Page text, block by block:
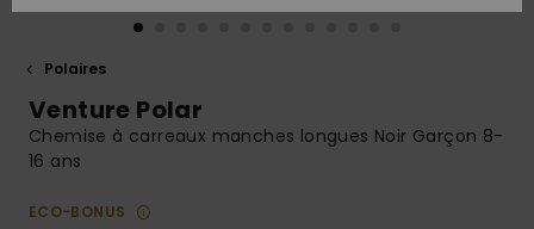
plus rapide
à votre
Polaires
Venture Polar
Chemise à carreaux manches longues Noir Garçon 8-
16 ans
ECO-BONUS